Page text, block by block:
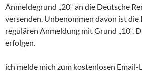
Anmeldegrund „20“ an die Deutsche
versenden. Unbenommen davon ist
regulären Anmeldung mit Grund „10“.
erfolgen.
ich melde mich zum kostenlosen